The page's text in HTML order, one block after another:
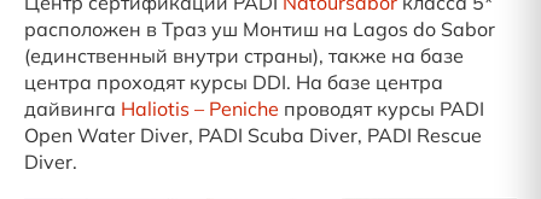
расположен в Траз уш Монтиш на Lagos do Sabor
(единственный внутри страны), также на базе
центра проходят курсы DDI. На базе центра
дайвинга Haliotis – Peniche проводят курсы PADI
Open Water Diver, PADI Scuba Diver, PADI Rescue
Diver.